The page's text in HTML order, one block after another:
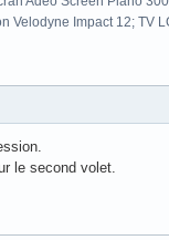
Velodyne Impact 12; TV
le second volet.